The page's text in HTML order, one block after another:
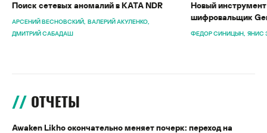
Поиск сетевых аномалий в KATA NDR
АРСЕНИЙ ВЕСНОВСКИЙ ВАЛЕРИЙ АКУЛЕНКО
ДМИТРИЙ САБАДАШ
Новый
шифровальщик
ФЕДОР СИНИЦЫН ЯНИС
ОТЧЕТЫ
Awaken Likho окончательно меняет почерк: переход на